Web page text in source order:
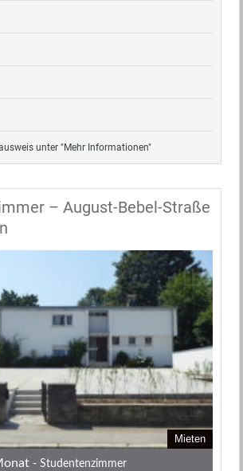
unter "Mehr Informationen"
– August-Bebel-Straße
Mieten
- Studentenzimmer